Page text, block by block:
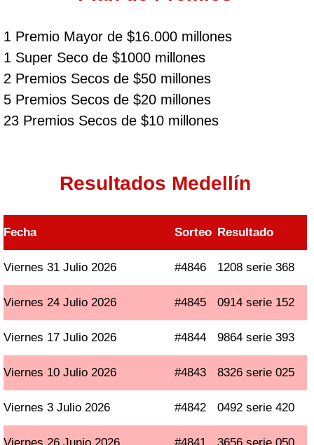
1 Premio Mayor de $16.000 millones
1 Super Seco de $1000 millones
2 Premios Secos de $50 millones
5 Premios Secos de $20 millones
23 Premios Secos de $10 millones
Resultados Medellín
Fecha Sorteo Resultado
Viernes 31 Julio 2026 #4846 1208 serie 368
Viernes 24 Julio 2026 #4845 0914 serie 152
Viernes 17 Julio 2026 #4844 9864 serie 393
Viernes 10 Julio 2026 #4843 8326 serie 025
Viernes 3 Julio 2026 #4842 0492 serie 420